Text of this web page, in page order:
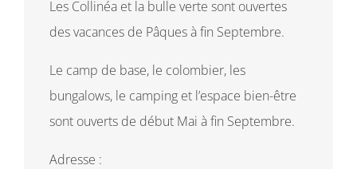
Les Collinéa et la bulle verte sont ouvertes
des vacances de Pâques à fin Septembre.
Le camp de base, le colombier, les
bungalows, le camping et l’espace bien-être
sont ouverts de début Mai à fin Septembre.
Adresse :